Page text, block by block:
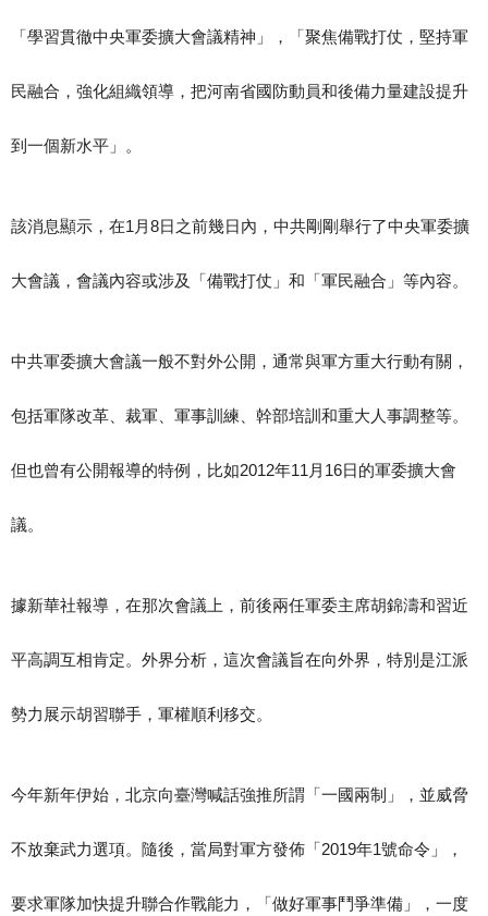
「學習貫徹中央軍委擴大會議精神」，「聚焦備戰打仗，堅持軍
民融合，強化組織領導，把河南省國防動員和後備力量建設提升
到一個新水平」。
該消息顯示，在1月8日之前幾日內，中共剛剛舉行了中央軍委擴
大會議，會議內容或涉及「備戰打仗」和「軍民融合」等內容。
中共軍委擴大會議一般不對外公開，通常與軍方重大行動有關，
包括軍隊改革、裁軍、軍事訓練、幹部培訓和重大人事調整等。
但也曾有公開報導的特例，比如2012年11月16日的軍委擴大會
議。
據新華社報導，在那次會議上，前後兩任軍委主席胡錦濤和習近
平高調互相肯定。外界分析，這次會議旨在向外界，特別是江派
勢力展示胡習聯手，軍權順利移交。
今年新年伊始，北京向臺灣喊話強推所謂「一國兩制」，並威脅
不放棄武力選項。隨後，當局對軍方發佈「2019年1號命令」，
要求軍隊加快提升聯合作戰能力，「做好軍事鬥爭準備」，一度